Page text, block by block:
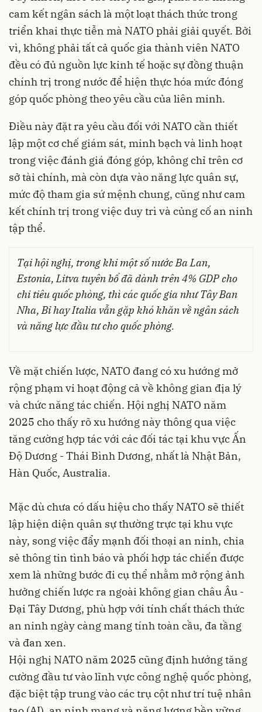
cam kết ngân sách là một loạt thách thức trong
triển khai thực tiễn mà NATO phải giải quyết. Bởi
vì, không phải tất cả quốc gia thành viên NATO
đều có đủ nguồn lực kinh tế hoặc sự đồng thuận
chính trị trong nước để hiện thực hóa mức đóng
góp quốc phòng theo yêu cầu của liên minh.
Điều này đặt ra yêu cầu đối với NATO cần thiết
lập một cơ chế giám sát, minh bạch và linh hoạt
trong việc đánh giá đóng góp, không chỉ trên cơ
sở tài chính, mà còn dựa vào năng lực quân sự,
mức độ tham gia sứ mệnh chung, cũng như cam
kết chính trị trong việc duy trì và củng cố an ninh
tập thể.
Tại hội nghị, trong khi một số nước Ba Lan,
Estonia, Litva tuyên bố đã dành trên 4% GDP cho
chi tiêu quốc phòng, thì các quốc gia như Tây Ban
Nha, Bỉ hay Italia vẫn gặp khó khăn về ngân sách
và năng lực đầu tư cho quốc phòng.
Về mặt chiến lược, NATO đang có xu hướng mở
rộng phạm vi hoạt động cả về không gian địa lý
và chức năng tác chiến. Hội nghị NATO năm
2025 cho thấy rõ xu hướng này thông qua việc
tăng cường hợp tác với các đối tác tại khu vực Ấn
Độ Dương - Thái Bình Dương, nhất là Nhật Bản,
Hàn Quốc, Australia.
Mặc dù chưa có dấu hiệu cho thấy NATO sẽ thiết
lập hiện diện quân sự thường trực tại khu vực
này, song việc đẩy mạnh đối thoại an ninh, chia
sẻ thông tin tình báo và phối hợp tác chiến được
xem là những bước đi cụ thể nhằm mở rộng ảnh
hưởng chiến lược ra ngoài không gian châu Âu -
Đại Tây Dương, phù hợp với tính chất thách thức
an ninh ngày càng mang tính toàn cầu, đa tầng
và đan xen.
Hội nghị NATO năm 2025 cũng định hướng tăng
cường đầu tư vào lĩnh vực công nghệ quốc phòng,
đặc biệt tập trung vào các trụ cột như trí tuệ nhân